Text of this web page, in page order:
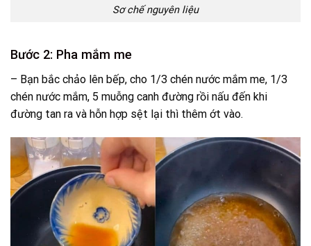
Sơ chế nguyên liệu
Bước 2: Pha mắm me
– Bạn bắc chảo lên bếp, cho 1/3 chén nước mắm me, 1/3
chén nước mắm, 5 muỗng canh đường rồi nấu đến khi
đường tan ra và hỗn hợp sệt lại thì thêm ớt vào.